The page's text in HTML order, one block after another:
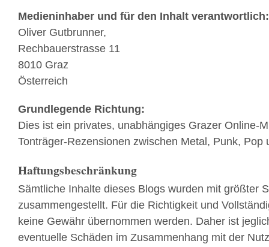
Medieninhaber und für den Inhalt verantwortlich:
Oliver Gutbrunner,
Rechbauerstrasse 11
8010 Graz
Österreich
Grundlegende Richtung:
Dies ist ein privates, unabhängiges Grazer Online-
Tonträger-Rezensionen zwischen Metal, Punk, Pop
Haftungsbeschränkung
Sämtliche Inhalte dieses Blogs wurden mit größter
zusammengestellt. Für die Richtigkeit und
keine Gewähr übernommen werden. Daher ist
eventuelle Schäden im Zusammenhang mit der